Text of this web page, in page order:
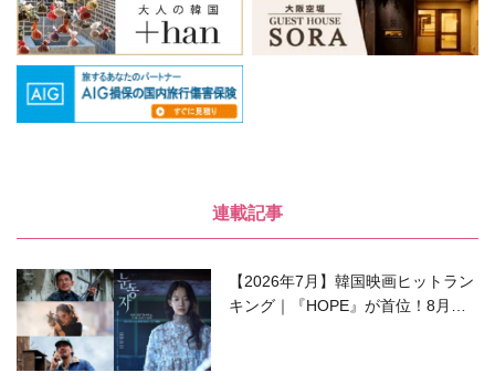
連載記事
【2026年7月】韓国映画ヒットラン
キング｜『HOPE』が首位！8月公